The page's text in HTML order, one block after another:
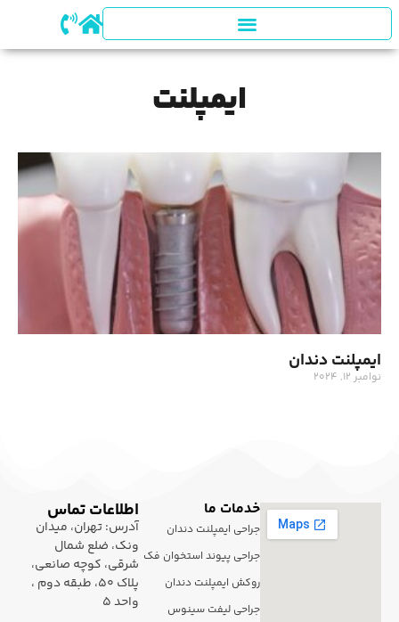
ایمپلنت
ایمپلنت دندان
نوامبر 12, 2024
خدمات ما
جراحی ایمپلنت دندان
جراحی پیوند استخوان فک
روکش ایمپلنت دندان
جراحی لیفت سینوس
اطلاعات تماس
آدرس: تهران، میدان
ونک، ضلع شمال
شرقی، کوچه صانعی،
پلاک 50، طبقه دوم ،
واحد 5